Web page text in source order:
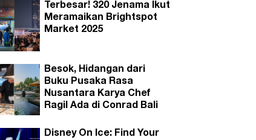
Terbesar! 320 Jenama Ikut
Meramaikan Brightspot
Market 2025
Besok, Hidangan dari
Buku Pusaka Rasa
Nusantara Karya Chef
Ragil Ada di Conrad Bali
Disney On Ice: Find Your